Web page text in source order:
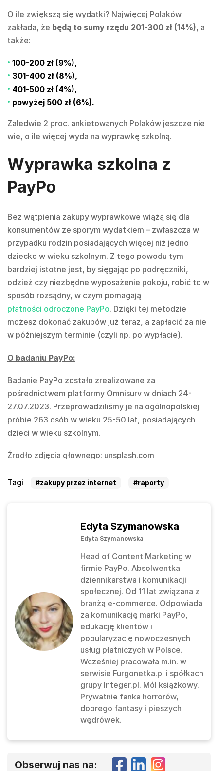
O ile zwiększą się wydatki? Najwięcej Polaków
zakłada, że będą to sumy rzędu 201-300 zł (14%), a
także:
100-200 zł (9%),
301-400 zł (8%),
401-500 zł (4%),
powyżej 500 zł (6%).
Zaledwie 2 proc. ankietowanych Polaków jeszcze nie
wie, o ile więcej wyda na wyprawkę szkolną.
Wyprawka szkolna z
PayPo
Bez wątpienia zakupy wyprawkowe wiążą się dla
konsumentów ze sporym wydatkiem – zwłaszcza w
przypadku rodzin posiadających więcej niż jedno
dziecko w wieku szkolnym. Z tego powodu tym
bardziej istotne jest, by sięgając po podręczniki,
odzież czy niezbędne wyposażenie pokoju, robić to w
sposób rozsądny, w czym pomagają
płatności odroczone PayPo. Dzięki tej metodzie
możesz dokonać zakupów już teraz, a zapłacić za nie
w późniejszym terminie (czyli np. po wypłacie).
O badaniu PayPo:
Badanie PayPo zostało zrealizowane za
pośrednictwem platformy Omnisurv w dniach 24-
27.07.2023. Przeprowadziliśmy je na ogólnopolskiej
próbie 263 osób w wieku 25-50 lat, posiadających
dzieci w wieku szkolnym.
Źródło zdjęcia głównego: unsplash.com
Tagi #zakupy przez internet #raporty
Edyta Szymanowska
Edyta Szymanowska
Head of Content Marketing w
firmie PayPo. Absolwentka
dziennikarstwa i komunikacji
społecznej. Od 11 lat związana z
branżą e-commerce. Odpowiada
za komunikację marki PayPo,
edukację klientów i
popularyzację nowoczesnych
usług płatniczych w Polsce.
Wcześniej pracowała m.in. w
serwisie Furgonetka.pl i spółkach
grupy Integer.pl. Mól książkowy.
Prywatnie fanka horrorów,
dobrego fantasy i pieszych
wędrówek.
Obserwuj nas na: